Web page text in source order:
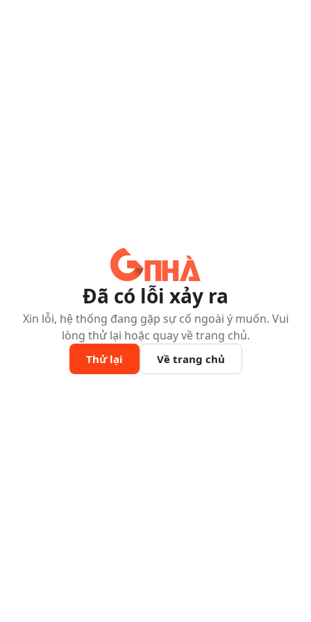
Đã có lỗi xảy ra
Xin lỗi, hệ thống đang gặp sự cố ngoài ý muốn. Vui
lòng thử lại hoặc quay về trang chủ.
Thử lại Về trang chủ